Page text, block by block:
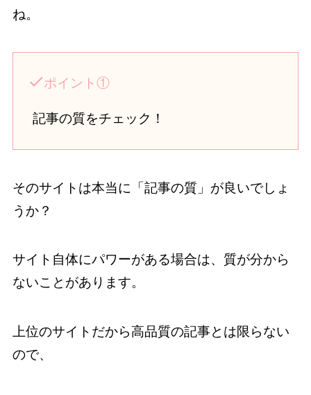
ね。
ポイント①
記事の質をチェック！
そのサイトは本当に「記事の質」が良いでしょ
うか？
サイト自体にパワーがある場合は、質が分から
ないことがあります。
上位のサイトだから高品質の記事とは限らない
ので、